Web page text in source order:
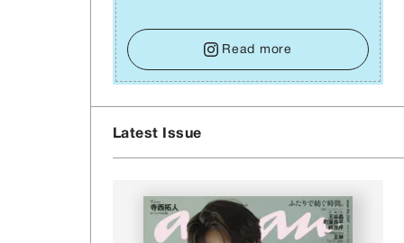
をキープして。そして夜は、疲れや寂しさから⽢
い⾔葉に流されないよう、⼼にしっかりブレーキ
をかけること。この意識の切り替えが、あなたに
確かな安⼼感をもたらすはずです。
Read more
Latest Issue